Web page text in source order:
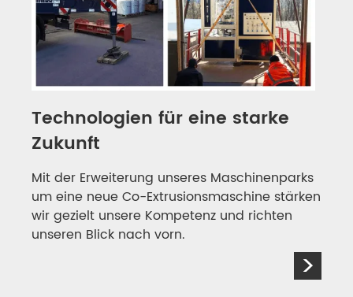
Technologien für eine starke
Zukunft
Mit der Erweiterung unseres Maschinenparks
um eine neue Co-Extrusions­maschine stärken
wir gezielt unsere Kompetenz und richten
unseren Blick nach vorn.
>